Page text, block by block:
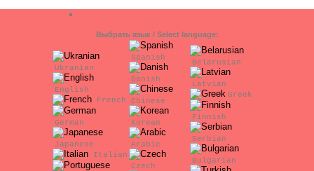
Выбрать язык / Select language:
Ukranian
English
French
German
Japanese
Italian
Spanish
Danish
Chinese
Korean
Arabic
Czech
Belarusian
Latvian
Greek
Finnish
Serbian
Bulgarian